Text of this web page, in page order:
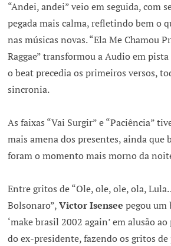
“Andei, andei” veio em seguida, com
pegada mais calma, refletindo bem o
nas músicas novas. “Ela Me Chamou
Raggae” transformou a Audio em
o beat precedia os primeiros versos,
sincronia.
As faixas “Vai Surgir” e “Paciência”
mais amena dos presentes, ainda que
foram o momento mais morno da
Entre gritos de “Ole, ole, ole, ola,
Bolsonaro”,Victor Isenseepegou um
‘make brasil 2002 again’ em alusão
do ex-presidente, fazendo os gritos